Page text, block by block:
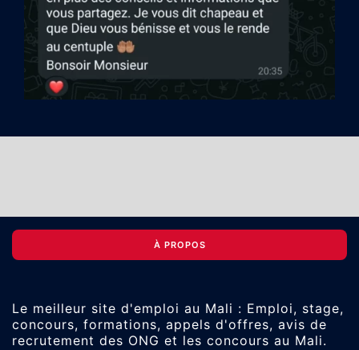
À PROPOS
Le meilleur site d'emploi au Mali : Emploi, stage,
concours, formations, appels d'offres, avis de
recrutement des ONG et les concours au Mali.